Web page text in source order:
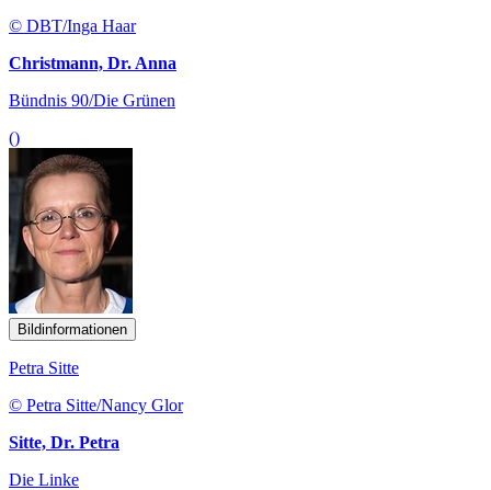
© DBT/Inga Haar
Christmann, Dr. Anna
Bündnis 90/Die Grünen
()
Bildinformationen
Petra Sitte
© Petra Sitte/Nancy Glor
Sitte, Dr. Petra
Die Linke